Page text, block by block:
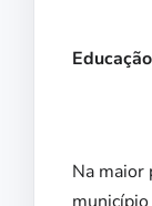
Na maior